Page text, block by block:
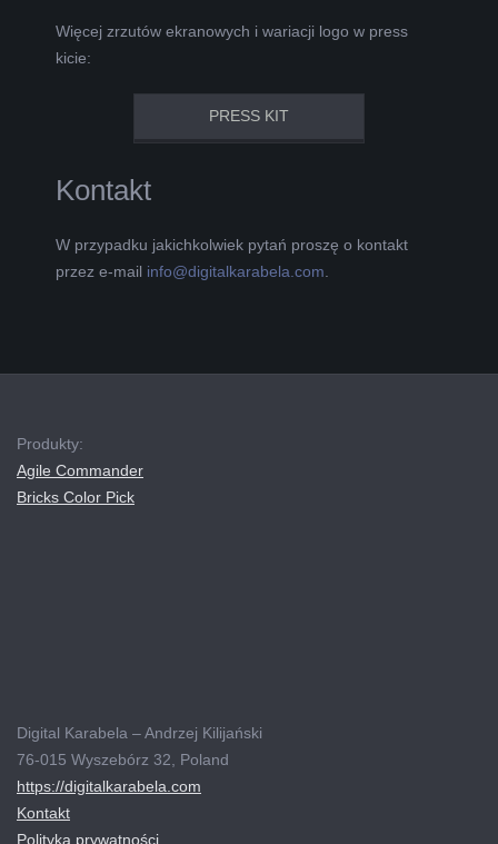
Więcej zrzutów ekranowych i wariacji logo w press
kicie:
PRESS KIT
Kontakt
W przypadku jakichkolwiek pytań proszę o kontakt
przez e-mail info@digitalkarabela.com
12-
Produkty:
Agile Commander
Bricks Color Pick
Digital Karabela – Andrzej Kilijański
76-015 Wyszebórz 32, Poland
https://digitalkarabela.com
Kontakt
Polityka prywatności